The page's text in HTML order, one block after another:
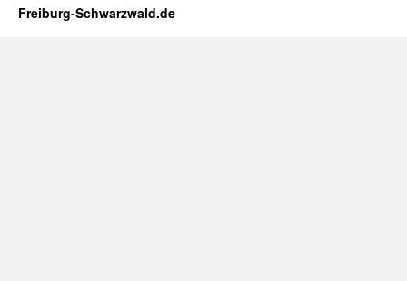
Freiburg-Schwarzwald.de